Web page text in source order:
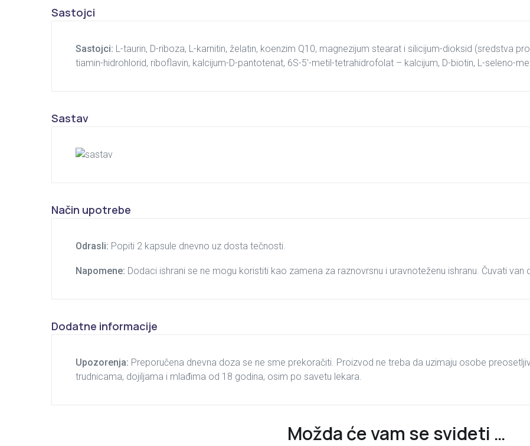
Sastojci
Sastojci: L-taurin, D-riboza, L-karnitin, želatin, koenzim Q10, magnezijum stearat i silicijum-dioksid (sredstva
tiamin-hidrohlorid, riboflavin, kalcijum-D-pantotenat, 6S-5’-metil-tetrahidrofolat – kalcijum, D-biotin, L-seleno-
Sastav
Način upotrebe
Odrasli: Popiti 2 kapsule dnevno uz dosta tečnosti.
Napomene: Dodaci ishrani se ne mogu koristiti kao zamena za raznovrsnu i uravnoteženu ishranu. Čuvati
Dodatne informacije
Upozorenja: Preporučena dnevna doza se ne sme prekoračiti. Proizvod ne treba da uzimaju osobe
trudnicama, dojiljama i mlađima od 18 godina, osim po savetu lekara.
Možda će vam se svideti …